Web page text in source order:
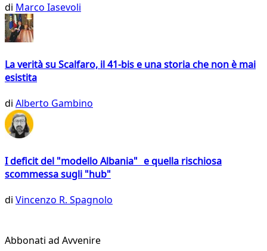
di Marco Iasevoli
La verità su Scalfaro, il 41-bis e una storia che non è mai
esistita
di Alberto Gambino
I deficit del "modello Albania" e quella rischiosa
scommessa sugli "hub"
di Vincenzo R. Spagnolo
Abbonati ad Avvenire